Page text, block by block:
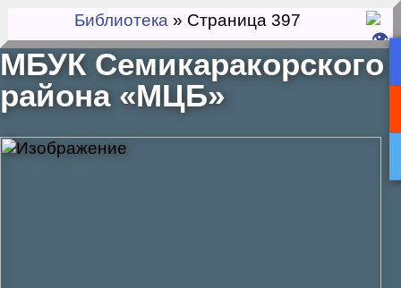
Библиотека » Страница 397
МБУК Семикаракорского
района «МЦБ»